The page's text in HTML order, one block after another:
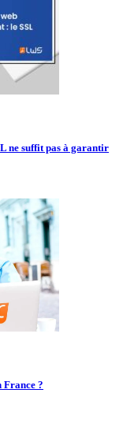
ne suffit pas à garantir
France ?